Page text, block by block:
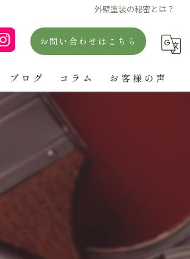
外壁塗装の秘密とは？
お問い合わせはこちら
ブログ コラム お客様の声